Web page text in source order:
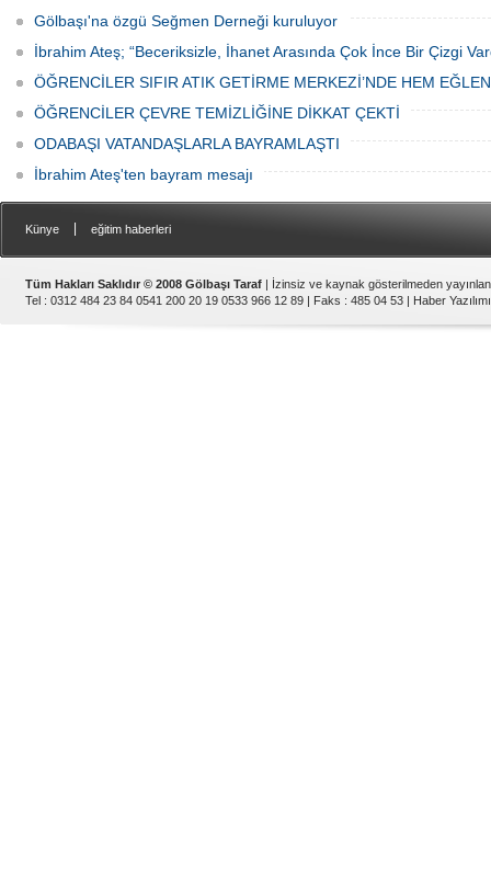
Gölbaşı'na özgü Seğmen Derneği kuruluyor
İbrahim Ateş; “Beceriksizle, İhanet Arasında Çok İnce Bir Çizgi
ÖĞRENCİLER SIFIR ATIK GETİRME MERKEZİ’NDE HEM
ÖĞRENCİLER ÇEVRE TEMİZLİĞİNE DİKKAT ÇEKTİ
ODABAŞI VATANDAŞLARLA BAYRAMLAŞTI
İbrahim Ateş'ten bayram mesajı
Künye eğitim haberleri
Tüm Hakları Saklıdır © 2008 Gölbaşı Taraf | İzinsiz ve kaynak gösterilmeden
Tel : 0312 484 23 84 0541 200 20 19 0533 966 12 89 | Faks : 485 04 53 | Haber Yazılımı